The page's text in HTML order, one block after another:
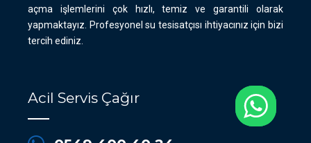
açma işlemlerini çok hızlı, temiz ve garantili olarak
yapmaktayız. Profesyonel su tesisatçısı ihtiyacınız için bizi
tercih ediniz.
Acil Servis Çağır